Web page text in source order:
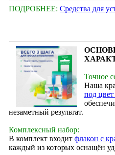
ПОДРОБНЕЕ: Средства для
Точное
Наша
под
незаметный результат.
Комплексный набор:
В комплект входит флакон с
каждый из которых оснащён